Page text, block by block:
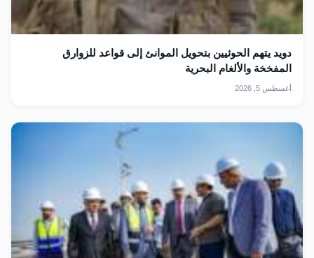
دويد يتهم الحوثيين بتحويل الموانئ إلى قواعد للزوارق
المفخخة والألغام البحرية
أغسطس 5, 2026